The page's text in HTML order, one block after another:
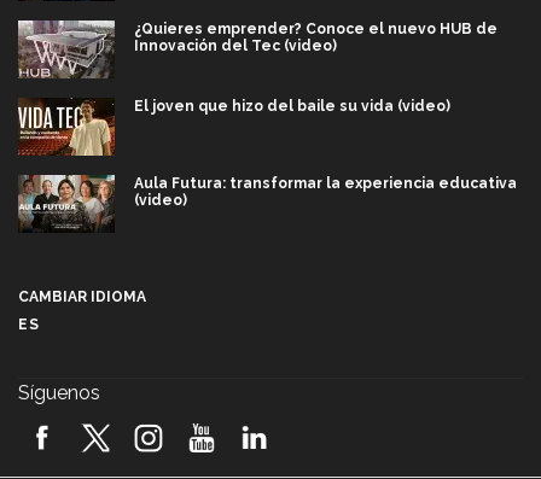
¿Quieres emprender? Conoce el nuevo HUB de
Innovación del Tec (video)
El joven que hizo del baile su vida (video)
Aula Futura: transformar la experiencia educativa
(video)
2026! (video)
CAMBIAR IDIOMA
ES
Síguenos